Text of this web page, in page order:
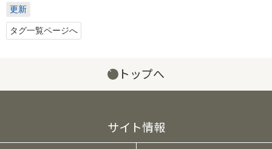
更新
タグ一覧ページへ
トップへ
サイト情報